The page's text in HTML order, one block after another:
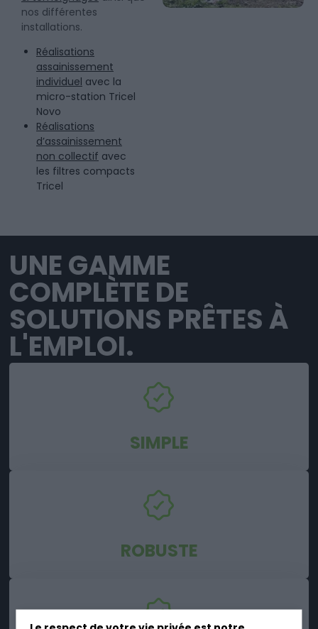
nos différentes
installations.
Réalisations
assainissement
individuel avec la
micro-station Tricel
Novo
Réalisations
d’assainissement
non collectif avec
les filtres compacts
Tricel
UNE GAMME
COMPLÈTE DE
SOLUTIONS PRÊTES À
L'EMPLOI.
SIMPLE
ROBUSTE